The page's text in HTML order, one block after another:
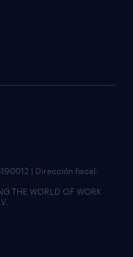
| Dirección fiscal:
THE WORLD OF WORK